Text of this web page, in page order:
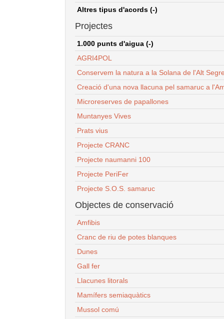
Altres tipus d'acords (-)
Projectes
1.000 punts d'aigua (-)
AGRI4POL
Conservem la natura a la Solana de l'Alt
Creació d'una nova llacuna pel samaruc a
Microreserves de papallones
Muntanyes Vives
Prats vius
Projecte CRANC
Projecte naumanni 100
Projecte PeriFer
Projecte S.O.S. samaruc
Objectes de conservació
Amfibis
Cranc de riu de potes blanques
Dunes
Gall fer
Llacunes litorals
Mamífers semiaquàtics
Mussol comú